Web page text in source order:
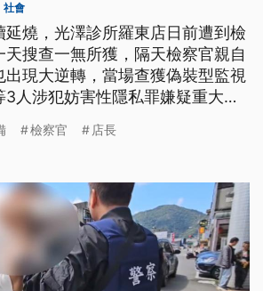
社會
燒，光澤診所羅東店日前遭到檢
搜查一無所獲，隔天檢察官親自
出現大逆轉，當場查獲偽裝型監視
人涉犯妨害性隱私罪嫌疑重大，
檢察官 店長